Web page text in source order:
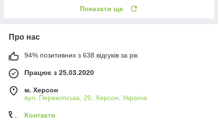
Показати ще
Про нас
94% позитивних з 638 відгуків за рік
Працює з 25.03.2020
м. Херсон
вул. Перекопська, 20, Херсон, Україна
Контакти